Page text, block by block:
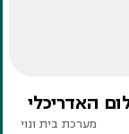
האדריכלי
מערכת בית ונוי